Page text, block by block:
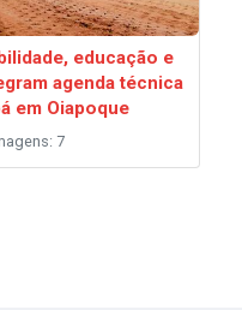
educação e
agenda técnica
em Oiapoque
7